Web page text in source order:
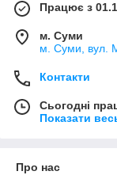
Працює з
м. Суми
м. Суми, вул.
Контакти
Сьогодні
Показати
Про нас